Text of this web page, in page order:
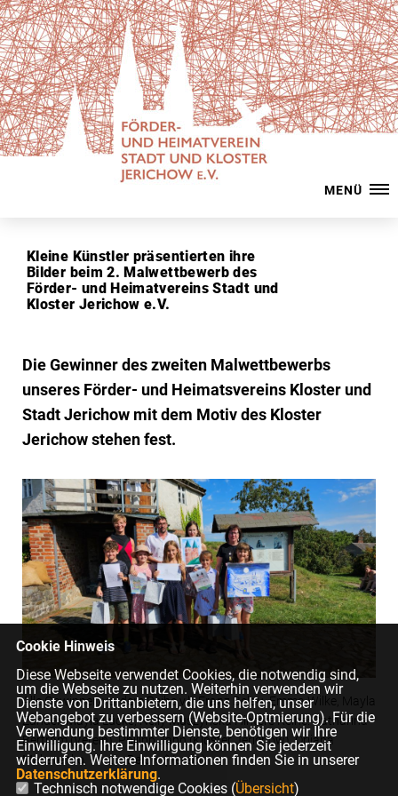
MENÜ
Kleine Künstler präsentierten ihre
Bilder beim 2. Malwettbewerb des
Förder- und Heimatvereins Stadt und
Kloster Jerichow e.V.
Die Gewinner des zweiten Malwettbewerbs
unseres Förder- und Heimatsvereins Kloster und
Stadt Jerichow mit dem Motiv des Kloster
Jerichow stehen fest.
Alle Gewinner: vordere Reihe v.l.: Franz Belau, Emma Wilke, Mayla
Zander, Mayla Lücke, Nelly Muszynska Hintere Reihe: Catharina
Bertram (Verein), Philipp Jahn (Kloster Jerichow), Oriiana
Makarenko, Yvette Below (Verein)
Cookie Hinweis
Diese Webseite verwendet Cookies, die notwendig sind,
um die Webseite zu nutzen. Weiterhin verwenden wir
Dienste von Drittanbietern, die uns helfen, unser
Webangebot zu verbessern (Website-Optmierung). Für die
Verwendung bestimmter Dienste, benötigen wir Ihre
Einwilligung. Ihre Einwilligung können Sie jederzeit
widerrufen. Weitere Informationen finden Sie in unserer
Datenschutzerklärung.
Technisch notwendige Cookies (Übersicht)